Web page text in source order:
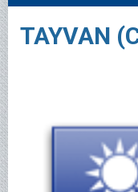
TAYVAN